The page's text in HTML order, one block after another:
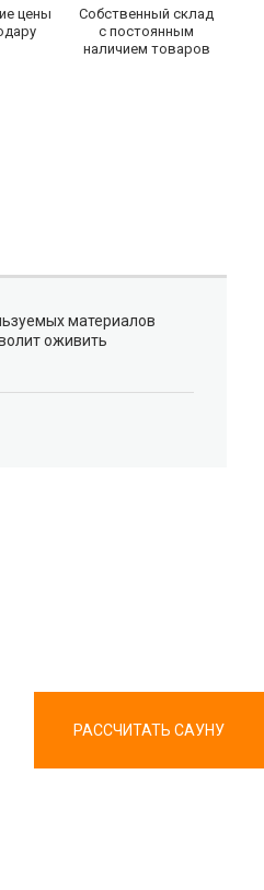
РАССЧИТАТЬ САУНУ
цены
Собственный склад
c постоянным
наличием товаров
материалов
оживить